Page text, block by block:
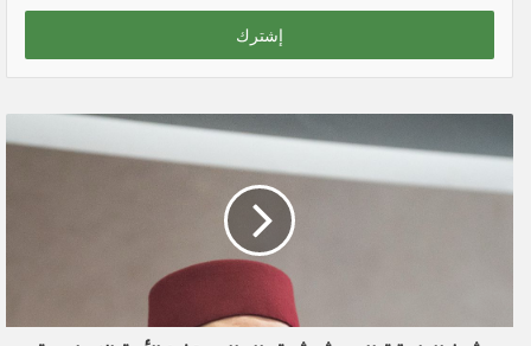
خ
ب
ي
ك
ا